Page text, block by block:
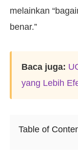
melainkan
benar.”
Baca juga:
yang Lebih
Table of